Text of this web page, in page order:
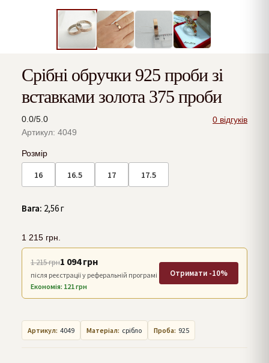
Срібні обручки 925 проби зі
вставками золота 375 проби
0.0/5.0
0 відгуків
Артикул: 4049
Розмір
16 16.5 17 17.5
Вага: 2,56 г
1 215 грн.
1 215 грн1 094 грн
після реєстрації у реферальній програмі
Економія: 121 грн
Отримати -10%
Артикул: 4049 Матеріал: срібло Проба: 925